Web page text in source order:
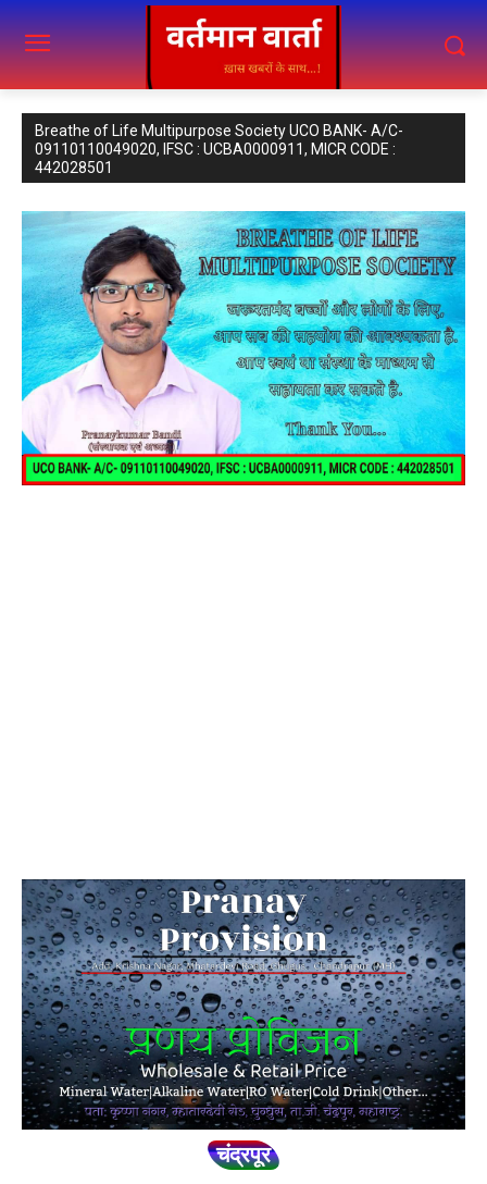
Breathe of Life Multipurpose Society UCO BANK- A/C-
09110110049020, IFSC : UCBA0000911, MICR CODE :
442028501
चंद्रपूर